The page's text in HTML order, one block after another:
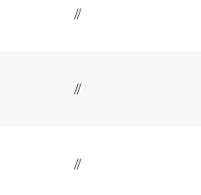
//
//
//